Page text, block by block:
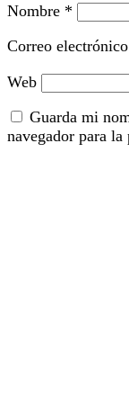
Nombre *
Correo electrónico
Web
Guarda mi
navegador para